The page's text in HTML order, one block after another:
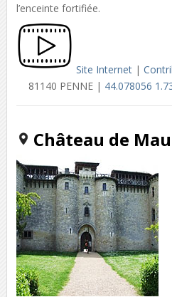
l’enceinte fortifiée.
Site Internet|
81140 PENNE | 44.078056
Château de